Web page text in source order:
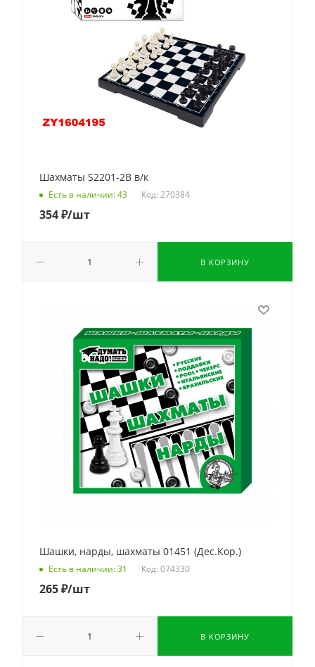
Шахматы S2201-2B в/к
Есть в наличии: 43 Код: 270384
354₽/шт
В КОРЗИНУ
Шашки, нарды, шахматы 01451 (Дес.Кор.)
Есть в наличии: 31 Код: 074330
265₽/шт
В КОРЗИНУ